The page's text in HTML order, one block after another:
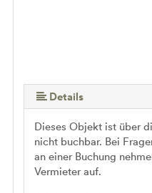
Details
Dieses Objekt ist über
nicht buchbar. Bei
an einer Buchung
Vermieter auf.